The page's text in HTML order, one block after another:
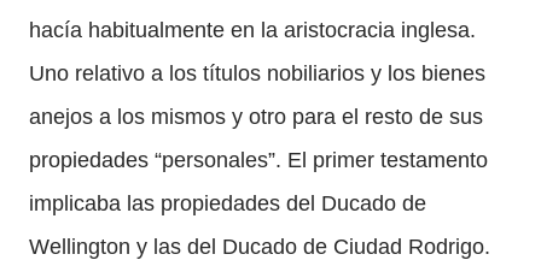
hacía habitualmente en la aristocracia inglesa.
Uno relativo a los títulos nobiliarios y los bienes
anejos a los mismos y otro para el resto de sus
propiedades “personales”. El primer testamento
implicaba las propiedades del Ducado de
Wellington y las del Ducado de Ciudad Rodrigo.